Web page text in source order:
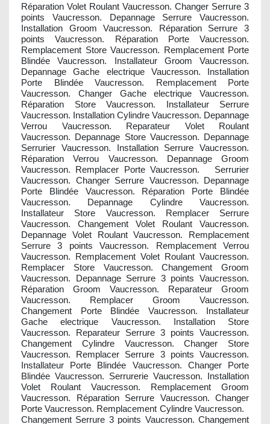
Réparation Volet Roulant Vaucresson. Changer Serrure 3
points Vaucresson. Depannage Serrure Vaucresson.
Installation Groom Vaucresson. Réparation Serrure 3
points Vaucresson. Réparation Porte Vaucresson.
Remplacement Store Vaucresson. Remplacement Porte
Blindée Vaucresson. Installateur Groom Vaucresson.
Depannage Gache electrique Vaucresson. Installation
Porte Blindée Vaucresson. Remplacement Porte
Vaucresson. Changer Gache electrique Vaucresson.
Réparation Store Vaucresson. Installateur Serrure
Vaucresson. Installation Cylindre Vaucresson. Depannage
Verrou Vaucresson. Reparateur Volet Roulant
Vaucresson. Depannage Store Vaucresson. Depannage
Serrurier Vaucresson. Installation Serrure Vaucresson.
Réparation Verrou Vaucresson. Depannage Groom
Vaucresson. Remplacer Porte Vaucresson. Serrurier
Vaucresson. Changer Serrure Vaucresson. Depannage
Porte Blindée Vaucresson. Réparation Porte Blindée
Vaucresson. Depannage Cylindre Vaucresson.
Installateur Store Vaucresson. Remplacer Serrure
Vaucresson. Changement Volet Roulant Vaucresson.
Depannage Volet Roulant Vaucresson. Remplacement
Serrure 3 points Vaucresson. Remplacement Verrou
Vaucresson. Remplacement Volet Roulant Vaucresson.
Remplacer Store Vaucresson. Changement Groom
Vaucresson. Depannage Serrure 3 points Vaucresson.
Réparation Groom Vaucresson. Reparateur Groom
Vaucresson. Remplacer Groom Vaucresson.
Changement Porte Blindée Vaucresson. Installateur
Gache electrique Vaucresson. Installation Store
Vaucresson. Reparateur Serrure 3 points Vaucresson.
Changement Cylindre Vaucresson. Changer Store
Vaucresson. Remplacer Serrure 3 points Vaucresson.
Installateur Porte Blindée Vaucresson. Changer Porte
Blindée Vaucresson. Serrurerie Vaucresson. Installation
Volet Roulant Vaucresson. Remplacement Groom
Vaucresson. Réparation Serrure Vaucresson. Changer
Porte Vaucresson. Remplacement Cylindre Vaucresson.
Changement Serrure 3 points Vaucresson. Changement